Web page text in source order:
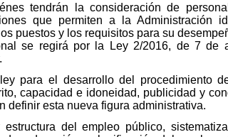
tendrán la consideración de
que permiten a la Administración
puestos y los requisitos para su
se regirá por la Ley 2/2016, de 7 de
para el desarrollo del procedimiento
capacidad e idoneidad, publicidad y
definir esta nueva figura administrativa.
del empleo público,